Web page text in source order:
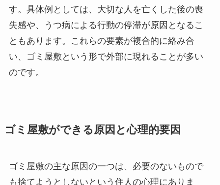
す。具体例としては、大切な人を亡くした後の喪
失感や、うつ病による行動の停滞が原因となるこ
ともあります。これらの要素が複合的に絡み合
い、ゴミ屋敷という形で外部に現れることが多い
のです。
ゴミ屋敷ができる原因と心理的要因
ゴミ屋敷の主な原因の一つは、必要のないもので
も捨てようとしないという住人の心理にありま